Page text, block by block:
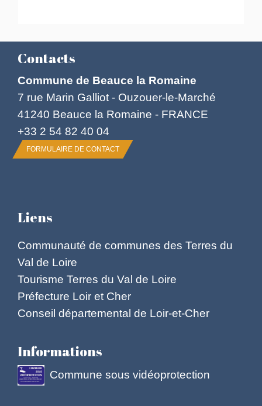
Contacts
Commune de Beauce la Romaine
7 rue Marin Galliot - Ouzouer-le-Marché
41240 Beauce la Romaine - FRANCE
+33 2 54 82 40 04
FORMULAIRE DE CONTACT
Liens
Communauté de communes des Terres du
Val de Loire
Tourisme Terres du Val de Loire
Préfecture Loir et Cher
Conseil départemental de Loir-et-Cher
Informations
Commune sous vidéoprotection